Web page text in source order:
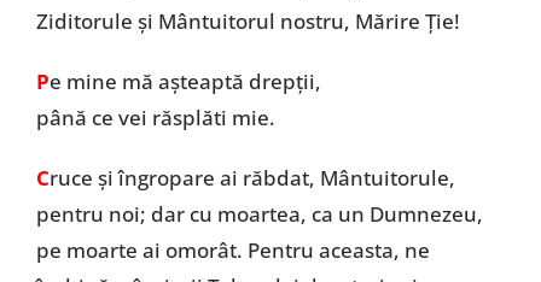
Ziditorule și Mântuitorul nostru, Mărire Ție!
Pe mine mă așteaptă drepții,
până ce vei răsplăti mie.
Cruce și îngropare ai răbdat, Mântuitorule,
pentru noi; dar cu moartea, ca un Dumnezeu,
pe moarte ai omorât. Pentru aceasta, ne